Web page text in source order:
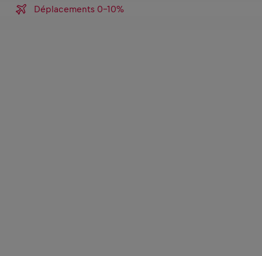
Déplacements 0-10%